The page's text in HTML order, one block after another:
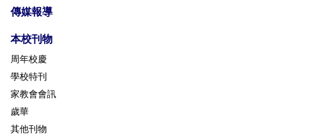
傳媒報導
本校刊物
周年校慶
學校特刊
家教會會訊
歲華
其他刊物